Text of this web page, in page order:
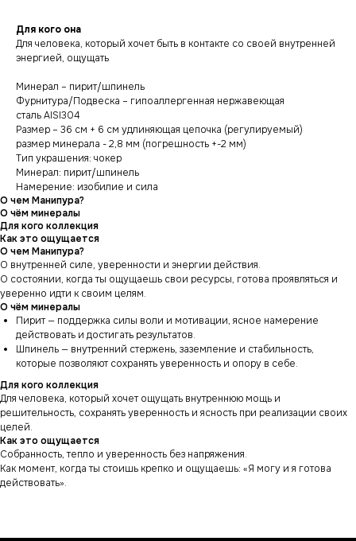
Для кого она
Для человека, который хочет быть в контакте со своей внутренней
энергией, ощущать
Минерал – пирит/шпинель
Фурнитура/Подвеска – гипоаллергенная нержавеющая
сталь AISI304
Размер – 36 см + 6 см удлиняющая цепочка (регулируемый)
размер минерала - 2,8 мм (погрешность +-2 мм)
Тип украшения: чокер
Минерал: пирит/шпинель
Намерение: изобилие и сила
О чем Манипура?
О чём минералы
Для кого коллекция
Как это ощущается
О чем Манипура?
О внутренней силе, уверенности и энергии действия.
О состоянии, когда ты ощущаешь свои ресурсы, готова проявляться и
уверенно идти к своим целям.
О чём минералы
Пирит — поддержка силы воли и мотивации, ясное намерение
действовать и достигать результатов.
Шпинель — внутренний стержень, заземление и стабильность,
которые позволяют сохранять уверенность и опору в себе.
Для кого коллекция
Для человека, который хочет ощущать внутреннюю мощь и
решительность, сохранять уверенность и ясность при реализации своих
целей.
Как это ощущается
Собранность, тепло и уверенность без напряжения.
Как момент, когда ты стоишь крепко и ощущаешь: «Я могу и я готова
действовать».